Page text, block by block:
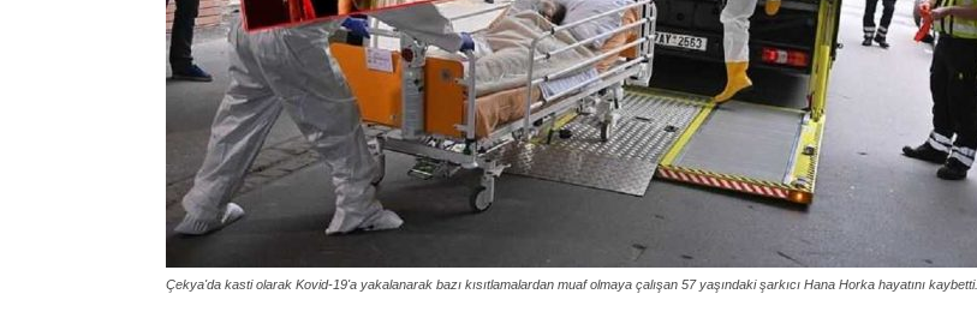
Çekya'da kasti olarak Kovid-19'a yakalanarak bazı kısıtlamalardan muaf olmaya çalışan 57 yaşındaki şarkıcı Hana Horka hayatını kaybetti.